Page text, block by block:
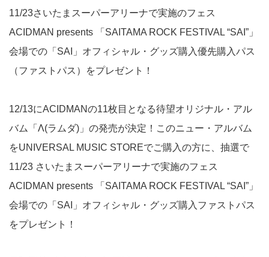
11/23さいたまスーパーアリーナで実施のフェス
ACIDMAN presents 「SAITAMA ROCK FESTIVAL “SAI”」
会場での「SAI」オフィシャル・グッズ購入優先購入パス
（ファストパス）をプレゼント！
12/13にACIDMANの11枚目となる待望オリジナル・アル
バム「Λ(ラムダ)」の発売が決定！このニュー・アルバム
をUNIVERSAL MUSIC STOREでご購入の方に、抽選で
11/23 さいたまスーパーアリーナで実施のフェス
ACIDMAN presents 「SAITAMA ROCK FESTIVAL “SAI”」
会場での「SAI」オフィシャル・グッズ購入ファストパス
をプレゼント！